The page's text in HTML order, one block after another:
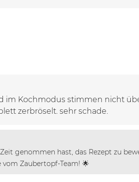
im Kochmodus stimmen nicht
genommen hast, das Rezept zu
vom Zaubertopf-Team! 🌟